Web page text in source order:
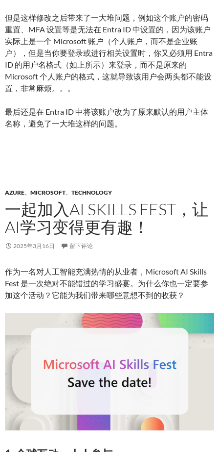
但是这样修改之后带来了一大堆问题，例如这个账户的密码
重置、MFA 设置等是无法在 Entra ID 中设置的，因为该账户
实际上是一个 Microsoft 账户（个人账户，而不是企业账
户），但是当你要登录或进行相关设置时，你又必须用 Entra
ID 的用户名格式（如上所示）来登录，而不是原来的
Microsoft 个人账户的格式，这就导致该用户会两头都不能设
置，非常麻烦。。。
最后还是在 Entra ID 中将该账户改为了原来默认的用户主体
名称，避免了一大堆这样的问题。
AZURE、 MICROSOFT、 TECHNOLOGY
一起加入AI SKILLS FEST，让
AI学习变得更有趣！
2025年3月16日 留下评论
作为一名对人工智能充满热情的从业者，Microsoft AI Skills
Fest 是一次绝对不能错过的学习盛宴。为什么你也一定要参
加这个活动？它能为我们带来哪些意想不到的收获？